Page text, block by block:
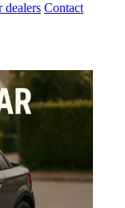
dealers Contact